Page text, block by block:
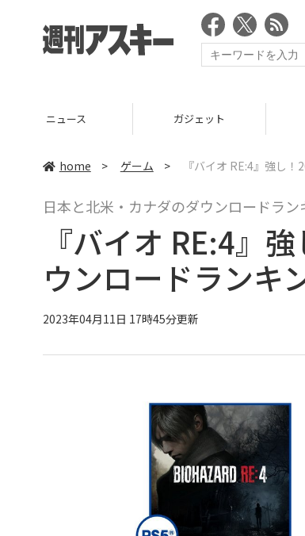
ニュース ガジェット
home > ゲーム > 『バイオ RE:4』強し
日本と北米・カナダのダウンロードラン
『バイオ RE:4』
ウンロードランキ
2023年04月11日 17時45分更新